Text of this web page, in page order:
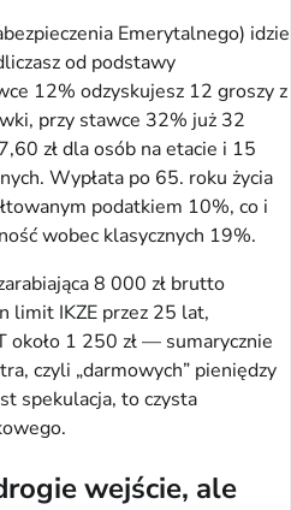
Emerytalnego) idzie
od podstawy
12% odzyskujesz 12 groszy z
przy stawce 32% już 32
zł dla osób na etacie i 15
Wypłata po 65. roku życia
podatkiem 10%, co i
wobec klasycznych 19%.
8 000 zł brutto
limit IKZE przez 25 lat,
około 1 250 zł — sumarycznie
czyli „darmowych” pieniędzy
spekulacja, to czysta
wejście, ale